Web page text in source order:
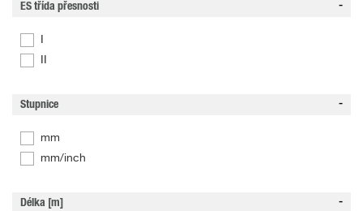
ES třída přesnosti
Stupnice
mm
mm/inch
Délka [m]